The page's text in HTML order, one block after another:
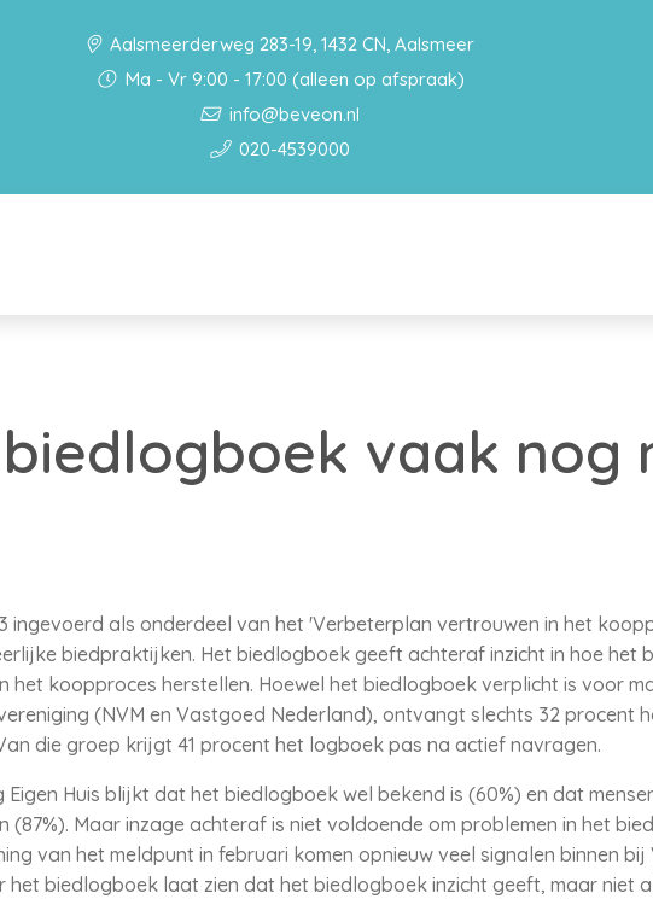
Aalsmeerderweg 283-19, 1432 CN, Aalsmeer
Ma - Vr 9:00 - 17:00 (alleen op afspraak)
info@beveon.nl
020-4539000
vaak nog
ingevoerd als onderdeel van het 'Verbeterplan vertrouwen in het
biedpraktijken. Het biedlogboek geeft achteraf inzicht in hoe het
het koopproces herstellen. Hoewel het biedlogboek verplicht is voor
(NVM en Vastgoed Nederland), ontvangt slechts 32 procent
die groep krijgt 41 procent het logboek pas na actief navragen.
Huis blijkt dat het biedlogboek wel bekend is (60%) en dat
(87%). Maar inzage achteraf is niet voldoende om problemen in het
van het meldpunt in februari komen opnieuw veel signalen binnen bij
het biedlogboek laat zien dat het biedlogboek inzicht geeft, maar niet